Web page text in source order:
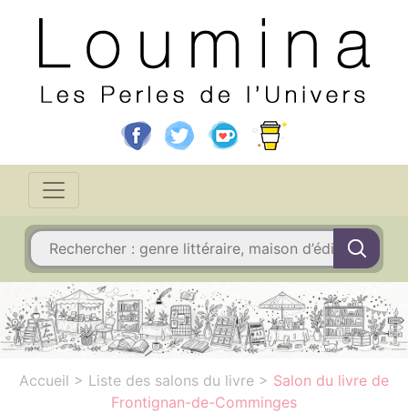
Accueil > Liste des salons du livre > Salon du livre de
Frontignan-de-Comminges